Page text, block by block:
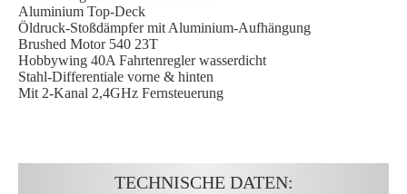
Aluminium Top-Deck
Öldruck-Stoßdämpfer mit Aluminium-Aufhängung
Brushed Motor 540 23T
Hobbywing 40A Fahrtenregler wasserdicht
Stahl-Differentiale vorne & hinten
Mit 2-Kanal 2,4GHz Fernsteuerung
TECHNISCHE DATEN: